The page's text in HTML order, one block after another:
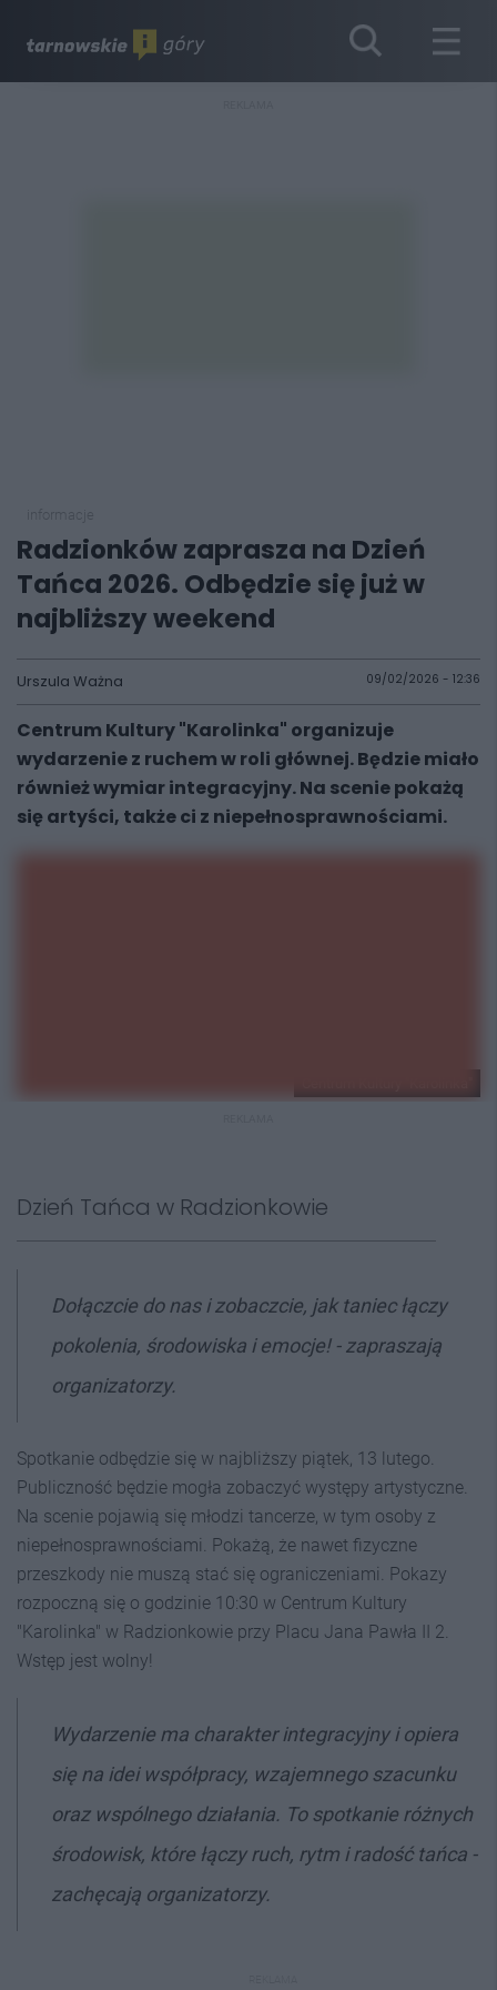
Radzionków zaprasza na Dzień
Tańca 2026. Odbędzie się już w
najbliższy weekend
Urszula Ważna 09/02/2026 - 12:36
Centrum Kultury "Karolinka" organizuje
wydarzenie z ruchem w roli głównej. Będzie miało
również wymiar integracyjny. Na scenie pokażą
się artyści, także ci z niepełnosprawnościami.
Dzień Tańca w Radzionkowie
Dołączcie do nas i zobaczcie, jak taniec łączy
pokolenia, środowiska i emocje! - zapraszają
organizatorzy.
Spotkanie odbędzie się w najbliższy piątek, 13 lutego.
Publiczność będzie mogła zobaczyć występy artystyczne.
Na scenie pojawią się młodzi tancerze, w tym osoby z
niepełnosprawnościami. Pokażą, że nawet fizyczne
przeszkody nie muszą stać się ograniczeniami. Pokazy
rozpoczną się o godzinie 10:30 w Centrum Kultury
"Karolinka" w Radzionkowie przy Placu Jana Pawła II 2.
Wstęp jest wolny!
Wydarzenie ma charakter integracyjny i opiera
się na idei współpracy, wzajemnego szacunku
oraz wspólnego działania. To spotkanie różnych
środowisk, które łączy ruch, rytm i radość tańca -
zachęcają organizatorzy.